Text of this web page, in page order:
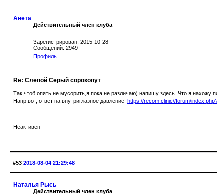
Анета
Действительный член клуба
Зарегистрирован: 2015-10-28
Сообщений: 2949
Профиль
Re: Слепой Серый сорокопут
Так,чтоб опять не мусорить,я пока не различаю) напишу здесь. Что я нахожу
Напр.вот, ответ на внутриглазное давление https://recom.clinic//forum/
Неактивен
#53 2018-08-04 21:29:48
Наталья Рысь
Действительный член клуба